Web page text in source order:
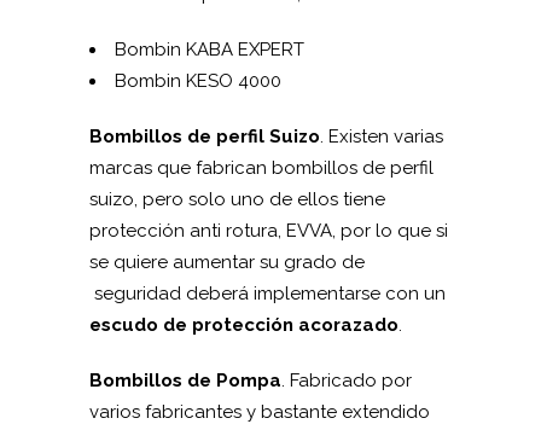
Bombin KABA EXPERT
Bombin KESO 4000
Bombillos de perfil Suizo. Existen varias
marcas que fabrican bombillos de perfil
suizo, pero solo uno de ellos tiene
protección anti rotura, EVVA, por lo que si
se quiere aumentar su grado de
seguridad deberá implementarse con un
escudo de protección acorazado.
Bombillos de Pompa. Fabricado por
varios fabricantes y bastante extendido